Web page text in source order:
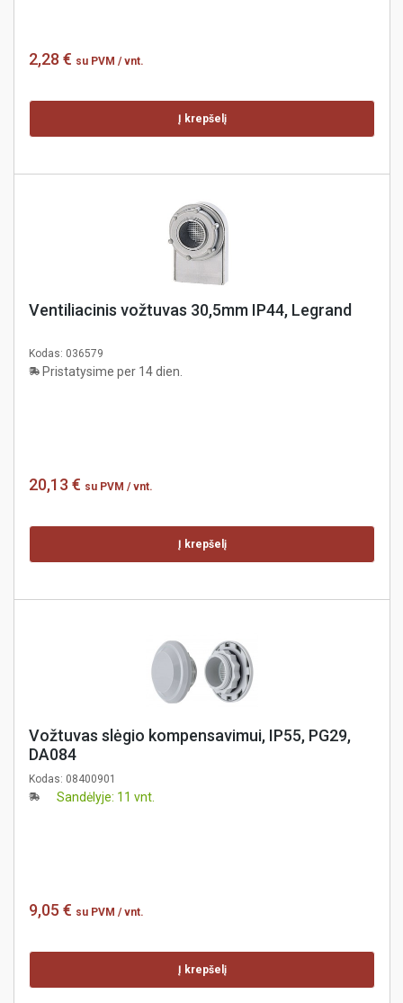
2,28 € su PVM / vnt.
Į krepšelį
Ventiliacinis vožtuvas 30,5mm IP44, Legrand
Kodas: 036579
Pristatysime per 14 dien.
20,13 € su PVM / vnt.
Į krepšelį
Vožtuvas slėgio kompensavimui, IP55, PG29,
DA084
Kodas: 08400901
Sandėlyje: 11 vnt.
9,05 € su PVM / vnt.
Į krepšelį